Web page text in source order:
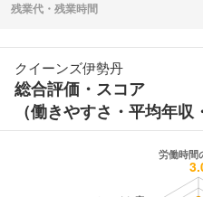
残業代・ 残業時間
クイーンズ伊勢丹
総合評価・スコア
（働きやすさ・平均年収